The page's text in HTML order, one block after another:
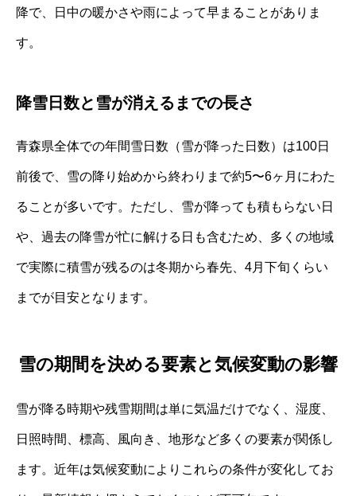
降で、日中の暖かさや雨によって早まることがありま
す。
降雪日数と雪が消えるまでの長さ
青森県全体での年間雪日数（雪が降った日数）は100日
前後で、雪の降り始めから終わりまで約5〜6ヶ月にわた
ることが多いです。ただし、雪が降っても積もらない日
や、過去の降雪が忙に解ける日も含むため、多くの地域
で実際に積雪が残るのは冬期から春先、4月下旬くらい
までが目安となります。
雪の期間を決める要素と気候変動の影響
雪が降る時期や残雪期間は単に気温だけでなく、湿度、
日照時間、標高、風向き、地形など多くの要素が関係し
ます。近年は気候変動によりこれらの条件が変化してお